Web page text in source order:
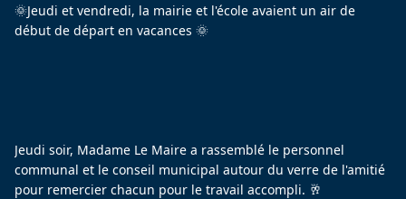
🌞Jeudi et vendredi, la mairie et l'école avaient un air de
début de départ en vacances 🌞
Jeudi soir, Madame Le Maire a rassemblé le personnel
communal et le conseil municipal autour du verre de l'amitié
pour remercier chacun pour le travail accompli. 🥂